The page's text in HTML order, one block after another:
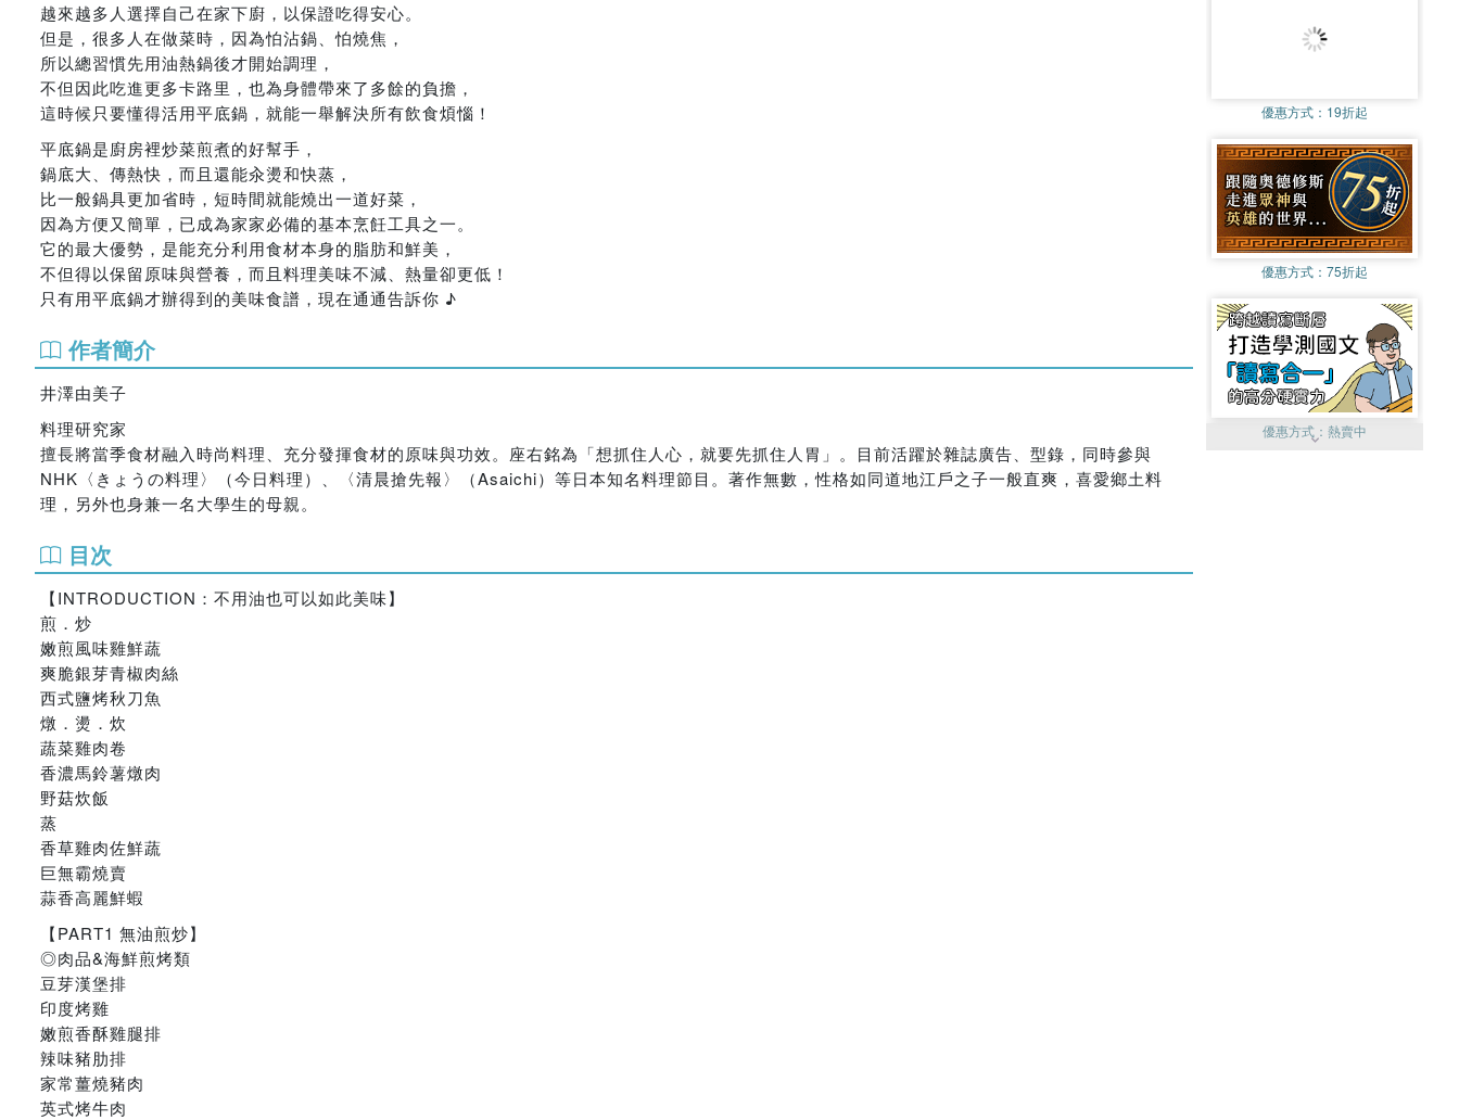
越來越多人選擇自己在家下廚，以保證吃得安心。
但是，很多人在做菜時，因為怕沾鍋、怕燒焦，
所以總習慣先用油熱鍋後才開始調理，
不但因此吃進更多卡路里，也為身體帶來了多餘的負擔，
這時候只要懂得活用平底鍋，就能一舉解決所有飲食煩惱！
平底鍋是廚房裡炒菜煎煮的好幫手，
鍋底大、傳熱快，而且還能汆燙和快蒸，
比一般鍋具更加省時，短時間就能燒出一道好菜，
因為方便又簡單，已成為家家必備的基本烹飪工具之一。
它的最大優勢，是能充分利用食材本身的脂肪和鮮美，
不但得以保留原味與營養，而且料理美味不減、熱量卻更低！
只有用平底鍋才辦得到的美味食譜，現在通通告訴你 ♪
作者簡介
井澤由美子
料理研究家
擅長將當季食材融入時尚料理、充分發揮食材的原味與功效。座右銘為「想抓住人心，就要先抓住人胃」。目前活躍於雜誌廣告、型錄，同時參與
NHK〈きょうの料理〉（今日料理）、〈清晨搶先報〉（Asaichi）等日本知名料理節目。著作無數，性格如同道地江戶之子一般直爽，喜愛鄉土料
理，另外也身兼一名大學生的母親。
目次
【INTRODUCTION：不用油也可以如此美味】
煎．炒
嫩煎風味雞鮮蔬
爽脆銀芽青椒肉絲
西式鹽烤秋刀魚
燉．燙．炊
蔬菜雞肉卷
香濃馬鈴薯燉肉
野菇炊飯
蒸
香草雞肉佐鮮蔬
巨無霸燒賣
蒜香高麗鮮蝦
【PART1 無油煎炒】
◎肉品&海鮮煎烤類
豆芽漢堡排
印度烤雞
嫩煎香酥雞腿排
辣味豬肋排
家常薑燒豬肉
英式烤牛肉
優惠方式： 19折起
優惠方式： 75折起
優惠方式： 熱賣中